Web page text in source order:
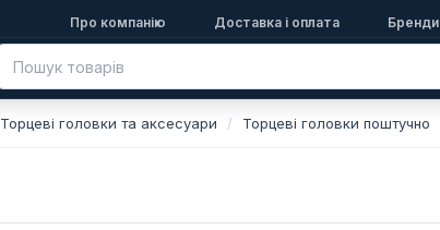
Про компанію Доставка і оплата Бренди
Торцеві головки та аксесуари Торцеві головки поштучно